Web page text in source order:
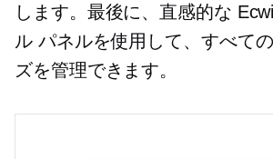
します。最後に、直感的な
ル パネルを使用して、すべて
ズを管理できます。